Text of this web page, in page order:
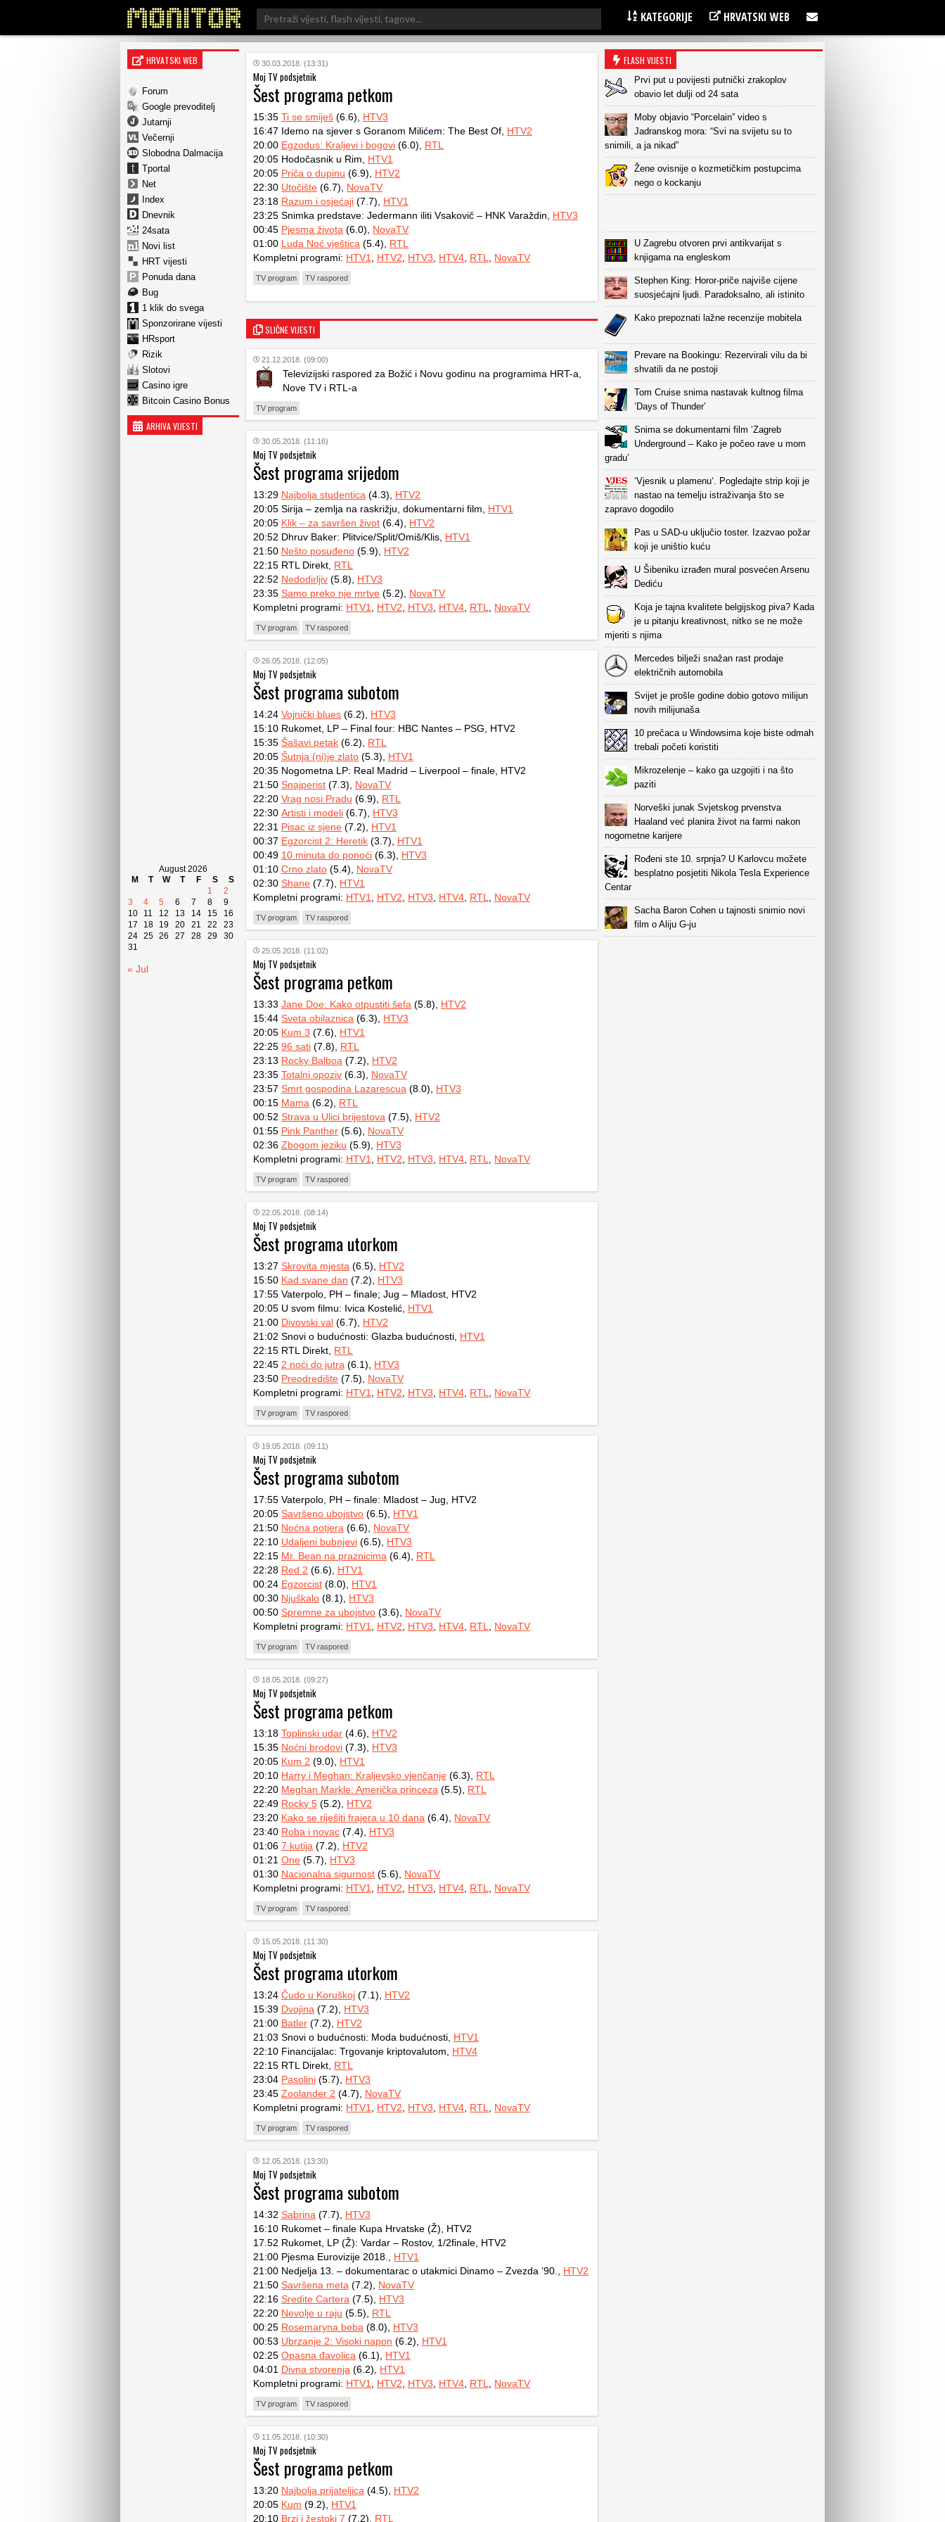
Search
for:
KATEGORIJE HRVATSKI WEB
HRVATSKI WEB
Forum
Google prevoditelj
Jutarnji
Večernji
Slobodna Dalmacija
Tportal
Net
Index
Dnevnik
24sata
Novi list
HRT vijesti
Ponuda dana
Bug
1 klik do svega
Sponzorirane vijesti
HRsport
Rizik
Slotovi
Casino igre
Bitcoin Casino Bonus
ARHIVA VIJESTI
August 2026
M
T W T F S
S
1
2
3
4 5 6 7 8
9
10
11 12 13 14 15
16
17
18 19 20 21 22
23
24 25 26 27 28 29
30
31
« Jul
30.03.2018. (13:31)
Moj TV podsjetnik
Šest programa petkom
15:35 Ti se smiješ (6.6), HTV3
16:47 Idemo na sjever s Goranom Milićem: The Best Of, HTV2
20:00 Egzodus: Kraljevi i bogovi (6.0), RTL
20:05 Hodočasnik u Rim, HTV1
20:05 Priča o dupinu (6.9), HTV2
22:30 Utočište (6.7), NovaTV
23:18 Razum i osjećaji (7.7), HTV1
23:25 Snimka predstave: Jedermann iliti Vsakovič – HNK Varaždin, HTV3
00:45 Pjesma života (6.0), NovaTV
01:00 Luda Noć vještica (5.4), RTL
Kompletni programi: HTV1 HTV2 HTV3 HTV4 RTL NovaTV
TV program TV raspored
SLIČNE VIJESTI
21.12.2018. (09:00)
Televizijski raspored za Božić i Novu godinu na programima HRT-a,
Nove TV i RTL-a
TV program
30.05.2018. (11:16)
Moj TV podsjetnik
Šest programa srijedom
13:29 Najbolja studentica (4.3), HTV2
20:05 Sirija – zemlja na raskrižju, dokumentarni film, HTV1
20:05 Klik – za savršen život (6.4), HTV2
20:52 Dhruv Baker: Plitvice/Split/Omiš/Klis, HTV1
21:50 Nešto posuđeno (5.9), HTV2
22:15 RTL Direkt, RTL
22:52 Nedodirljiv (5.8), HTV3
23:35 Samo preko nje mrtve (5.2), NovaTV
Kompletni programi: HTV1 HTV2 HTV3 HTV4 RTL NovaTV
TV program TV raspored
26.05.2018. (12:05)
Moj TV podsjetnik
Šest programa subotom
14:24 Vojnički blues (6.2), HTV3
15:10 Rukomet, LP – Final four: HBC Nantes – PSG, HTV2
15:35 Šašavi petak (6.2), RTL
20:05 Šutnja (ni)je zlato (5.3), HTV1
20:35 Nogometna LP: Real Madrid – Liverpool – finale, HTV2
21:50 Snajperist (7.3), NovaTV
22:20 Vrag nosi Pradu (6.9), RTL
22:30 Artisti i modeli (6.7), HTV3
22:31 Pisac iz sjene (7.2), HTV1
00:37 Egzorcist 2: Heretik (3.7), HTV1
00:49 10 minuta do ponoći (6.3), HTV3
01:10 Crno zlato (5.4), NovaTV
02:30 Shane (7.7), HTV1
Kompletni programi: HTV1 HTV2 HTV3 HTV4 RTL NovaTV
TV program TV raspored
25.05.2018. (11:02)
Moj TV podsjetnik
Šest programa petkom
13:33 Jane Doe: Kako otpustiti šefa (5.8), HTV2
15:44 Sveta obilaznica (6.3), HTV3
20:05 Kum 3 (7.6), HTV1
22:25 96 sati (7.8), RTL
23:13 Rocky Balboa (7.2), HTV2
23:35 Totalni opoziv (6.3), NovaTV
23:57 Smrt gospodina Lazarescua (8.0), HTV3
00:15 Mama (6.2), RTL
00:52 Strava u Ulici brijestova (7.5), HTV2
01:55 Pink Panther (5.6), NovaTV
02:36 Zbogom jeziku (5.9), HTV3
Kompletni programi: HTV1 HTV2 HTV3 HTV4 RTL NovaTV
TV program TV raspored
22.05.2018. (08:14)
Moj TV podsjetnik
Šest programa utorkom
13:27 Skrovita mjesta (6.5), HTV2
15:50 Kad svane dan (7.2), HTV3
17:55 Vaterpolo, PH – finale; Jug – Mladost, HTV2
20:05 U svom filmu: Ivica Kostelić, HTV1
21:00 Divovski val (6.7), HTV2
21:02 Snovi o budućnosti: Glazba budućnosti, HTV1
22:15 RTL Direkt, RTL
22:45 2 noći do jutra (6.1), HTV3
23:50 Preodredište (7.5), NovaTV
Kompletni programi: HTV1 HTV2 HTV3 HTV4 RTL NovaTV
TV program TV raspored
19.05.2018. (09:11)
Moj TV podsjetnik
Šest programa subotom
17:55 Vaterpolo, PH – finale: Mladost – Jug, HTV2
20:05 Savršeno ubojstvo (6.5), HTV1
21:50 Noćna potjera (6.6), NovaTV
22:10 Udaljeni bubnjevi (6.5), HTV3
22:15 Mr. Bean na praznicima (6.4), RTL
22:28 Red 2 (6.6), HTV1
00:24 Egzorcist (8.0), HTV1
00:30 Njuškalo (8.1), HTV3
00:50 Spremne za ubojstvo (3.6), NovaTV
Kompletni programi: HTV1 HTV2 HTV3 HTV4 RTL NovaTV
TV program TV raspored
18.05.2018. (09:27)
Moj TV podsjetnik
Šest programa petkom
13:18 Toplinski udar (4.6), HTV2
15:35 Noćni brodovi (7.3), HTV3
20:05 Kum 2 (9.0), HTV1
20:10 Harry i Meghan: Kraljevsko vjenčanje (6.3), RTL
22:20 Meghan Markle: Američka princeza (5.5), RTL
22:49 Rocky 5 (5.2), HTV2
23:20 Kako se riješiti frajera u 10 dana (6.4), NovaTV
23:40 Roba i novac (7.4), HTV3
01:06 7 kutija (7.2), HTV2
01:21 One (5.7), HTV3
01:30 Nacionalna sigurnost (5.6), NovaTV
Kompletni programi: HTV1 HTV2 HTV3 HTV4 RTL NovaTV
TV program TV raspored
15.05.2018. (11:30)
Moj TV podsjetnik
Šest programa utorkom
13:24 Čudo u Koruškoj (7.1), HTV2
15:39 Dvojina (7.2), HTV3
21:00 Batler (7.2), HTV2
21:03 Snovi o budućnosti: Moda budućnosti, HTV1
22:10 Financijalac: Trgovanje kriptovalutom, HTV4
22:15 RTL Direkt, RTL
23:04 Pasolini (5.7), HTV3
23:45 Zoolander 2 (4.7), NovaTV
Kompletni programi: HTV1 HTV2 HTV3 HTV4 RTL NovaTV
TV program TV raspored
12.05.2018. (13:30)
Moj TV podsjetnik
Šest programa subotom
14:32 Sabrina (7.7), HTV3
16:10 Rukomet – finale Kupa Hrvatske (Ž), HTV2
17.52 Rukomet, LP (Ž): Vardar – Rostov, 1/2finale, HTV2
21:00 Pjesma Eurovizije 2018., HTV1
21:00 Nedjelja 13. – dokumentarac o utakmici Dinamo – Zvezda ’90., HTV2
21:50 Savršena meta (7.2), NovaTV
22:16 Sredite Cartera (7.5), HTV3
22:20 Nevolje u raju (5.5), RTL
00:25 Rosemaryna beba (8.0), HTV3
00:53 Ubrzanje 2: Visoki napon (6.2), HTV1
02:25 Opasna đavolica (6.1), HTV1
04:01 Divna stvorenja (6.2), HTV1
Kompletni programi: HTV1 HTV2 HTV3 HTV4 RTL NovaTV
TV program TV raspored
11.05.2018. (10:30)
Moj TV podsjetnik
Šest programa petkom
13:20 Najbolja prijateljica (4.5), HTV2
20:05 Kum (9.2), HTV1
20:10 Brzi i žestoki 7 (7.2), RTL
FLASH VIJESTI
Prvi put u povijesti putnički zrakoplov
obavio let dulji od 24 sata
Moby objavio “Porcelain” video s
Jadranskog mora: “Svi na svijetu su to
snimili, a ja nikad”
Žene ovisnije o kozmetičkim postupcima
nego o kockanju
U Zagrebu otvoren prvi antikvarijat s
knjigama na engleskom
Stephen King: Horor-priče najviše cijene
suosjećajni ljudi. Paradoksalno, ali istinito
Kako prepoznati lažne recenzije mobitela
Prevare na Bookingu: Rezervirali vilu da bi
shvatili da ne postoji
Tom Cruise snima nastavak kultnog filma
‘Days of Thunder’
Snima se dokumentarni film ‘Zagreb
Underground – Kako je počeo rave u mom
gradu’
‘Vjesnik u plamenu‘. Pogledajte strip koji je
nastao na temelju istraživanja što se
zapravo dogodilo
Pas u SAD-u uključio toster. Izazvao požar
koji je uništio kuću
U Šibeniku izrađen mural posvećen Arsenu
Dediću
Koja je tajna kvalitete belgijskog piva? Kada
je u pitanju kreativnost, nitko se ne može
mjeriti s njima
Mercedes bilježi snažan rast prodaje
električnih automobila
Svijet je prošle godine dobio gotovo milijun
novih milijunaša
10 prečaca u Windowsima koje biste odmah
trebali početi koristiti
Mikrozelenje – kako ga uzgojiti i na što
paziti
Norveški junak Svjetskog prvenstva
Haaland već planira život na farmi nakon
nogometne karijere
Rođeni ste 10. srpnja? U Karlovcu možete
besplatno posjetiti Nikola Tesla Experience
Centar
Sacha Baron Cohen u tajnosti snimio novi
film o Aliju G-ju